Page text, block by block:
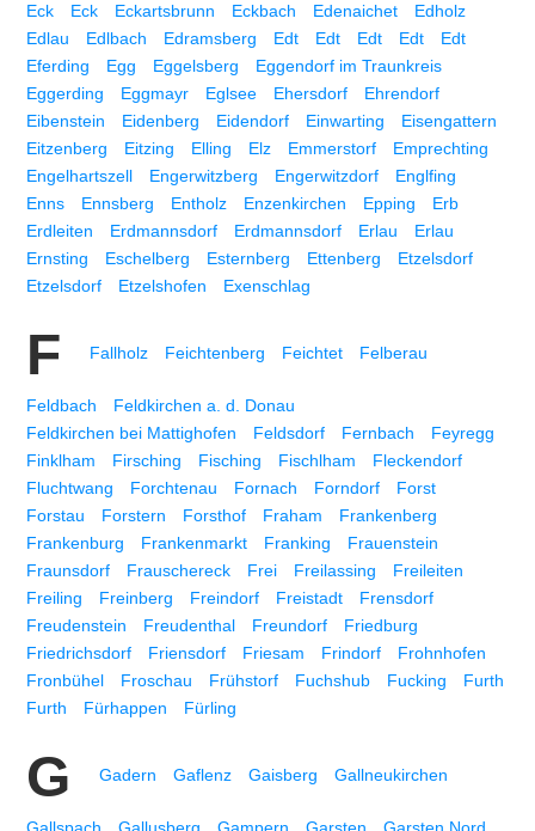
Eck
Eck Eckartsbrunn Eckbach Edenaichet
Edholz
Edlau
Edlbach Edramsberg Edt Edt Edt Edt
Edt
Eferding
Egg Eggelsberg
Eggendorf im Traunkreis
Eggerding
Eggmayr Eglsee Ehersdorf
Ehrendorf
Eibenstein
Eidenberg Eidendorf Einwarting
Eisengattern
Eitzenberg
Eitzing Elling Elz Emmerstorf
Emprechting
Engelhartszell
Engerwitzberg Engerwitzdorf
Englfing
Enns
Ennsberg Entholz Enzenkirchen Epping
Erb
Erdleiten
Erdmannsdorf Erdmannsdorf Erlau
Erlau
Ernsting
Eschelberg Esternberg Ettenberg
Etzelsdorf
Etzelsdorf
Etzelshofen Exenschlag
F Fallholz Feichtenberg Feichtet Felberau
Feldbach
Feldkirchen a. d. Donau
Feldkirchen bei Mattighofen
Feldsdorf Fernbach
Feyregg
Finklham
Firsching Fisching Fischlham
Fleckendorf
Fluchtwang
Forchtenau Fornach Forndorf
Forst
Forstau
Forstern Forsthof Fraham
Frankenberg
Frankenburg
Frankenmarkt Franking
Frauenstein
Fraunsdorf
Frauschereck Frei Freilassing
Freileiten
Freiling
Freinberg Freindorf Freistadt
Frensdorf
Freudenstein
Freudenthal Freundorf
Friedburg
Friedrichsdorf
Friensdorf Friesam Frindorf
Frohnhofen
Fronbühel
Froschau Frühstorf Fuchshub Fucking
Furth
Furth
Fürhappen Fürling
G Gadern Gaflenz Gaisberg Gallneukirchen